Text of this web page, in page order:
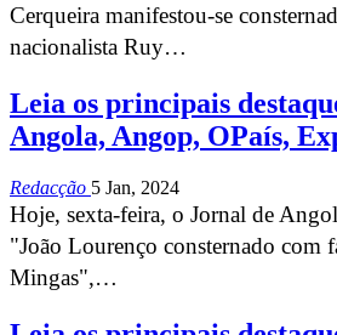
Cerqueira manifestou-se
nacionalista Ruy…
Leia os principais
Angola, Angop, OPaís,
Redacção 5 Jan, 2024
Hoje, sexta-feira, o Jornal de
"João Lourenço consternado com
Mingas",…